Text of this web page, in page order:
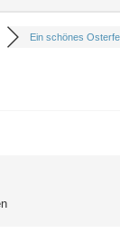
Ein schönes